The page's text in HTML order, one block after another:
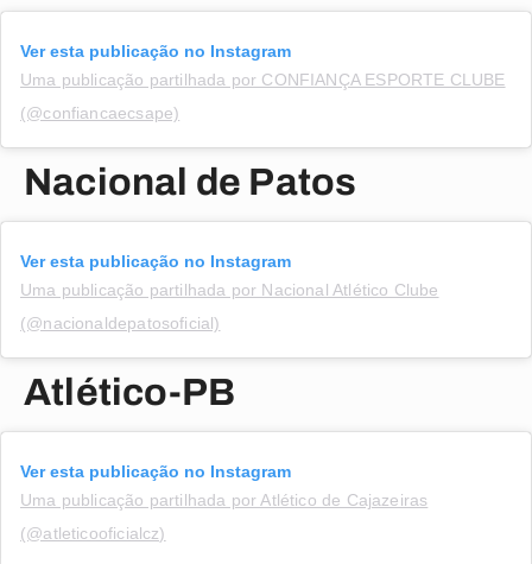
Ver esta publicação no Instagram
Uma publicação partilhada por CONFIANÇA ESPORTE CLUBE
(@confiancaecsape)
Nacional de Patos
Ver esta publicação no Instagram
Uma publicação partilhada por Nacional Atlético Clube
(@nacionaldepatosoficial)
Atlético-PB
Ver esta publicação no Instagram
Uma publicação partilhada por Atlético de Cajazeiras
(@atleticooficialcz)